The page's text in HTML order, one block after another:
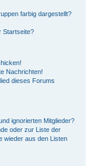
farbig dargestellt?
Startseite?
Nachrichten!
dieses Forums
ignorierten Mitglieder?
oder zur Liste der
wieder aus den Listen